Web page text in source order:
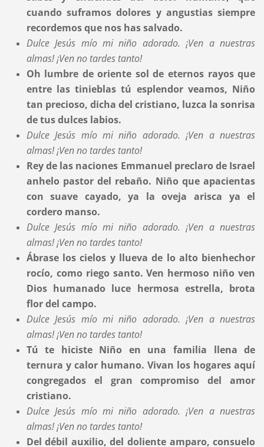
cuando suframos dolores y angustias siempre
recordemos que nos has salvado.
Dulce Jesús mío mi niño adorado. ¡Ven a nuestras
almas!¡Ven no tardes tanto!
Oh lumbre de oriente sol de eternos rayos que
entre las tinieblas tú esplendor veamos, Niño
tan precioso, dicha del cristiano, luzca la sonrisa
de tus dulces labios.
Dulce Jesús mío mi niño adorado. ¡Ven a nuestras
almas!¡Ven no tardes tanto!
Rey de las naciones Emmanuel preclaro de Israel
anhelo pastor del rebaño. Niño que apacientas
con suave cayado, ya la oveja arisca ya el
cordero manso.
Dulce Jesús mío mi niño adorado. ¡Ven a nuestras
almas!¡Ven no tardes tanto!
Ábrase los cielos y llueva de lo alto bienhechor
rocío, como riego santo. Ven hermoso niño ven
Dios humanado luce hermosa estrella, brota
flor del campo.
Dulce Jesús mío mi niño adorado. ¡Ven a nuestras
almas!¡Ven no tardes tanto!
Tú te hiciste Niño en una familia llena de
ternura y calor humano. Vivan los hogares aquí
congregados el gran compromiso del amor
cristiano.
Dulce Jesús mío mi niño adorado. ¡Ven a nuestras
almas!¡Ven no tardes tanto!
Del débil auxilio, del doliente amparo, consuelo